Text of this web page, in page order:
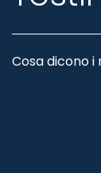
Cosa dicono